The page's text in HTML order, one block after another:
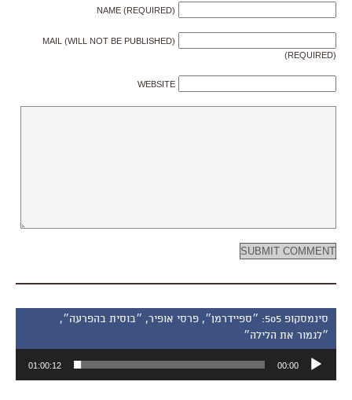
NAME (REQUIRED)
MAIL (WILL NOT BE PUBLISHED)
(REQUIRED)
WEBSITE
סינמסקופ 505: ״ספיידרמן״, פרסי אופיר, ״בוסית בהפרעה״,
״לגמור את הלילה״
אודיו
00:00
01:00:12